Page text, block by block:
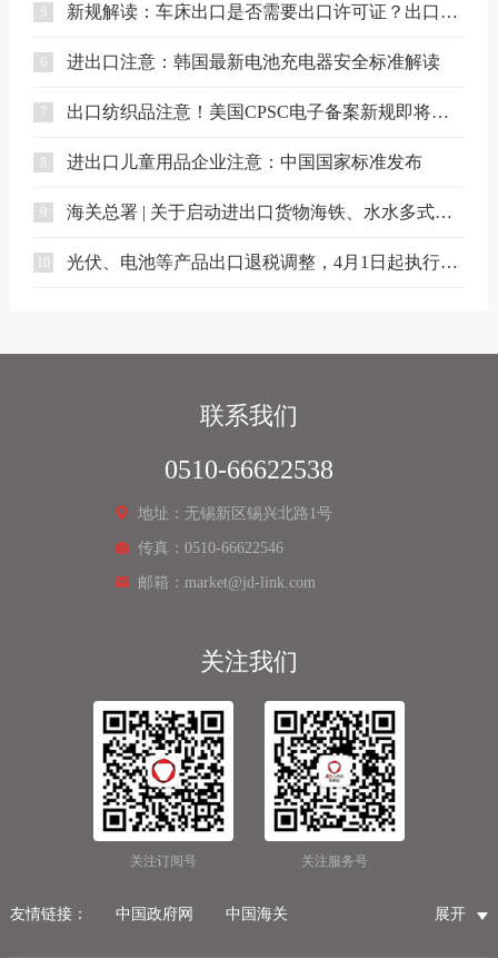
5 新规解读：车床出口是否需要出口许可证？出口合规注意事项
6 进出口注意：韩国最新电池充电器安全标准解读
7 出口纺织品注意！美国CPSC电子备案新规即将实施
进出口儿童用品企业注意：中国国家标准发布
9 海关总署 | 关于启动进出口货物海铁、水水多式联运业务模式试点相关事项的公告
光伏、电池等产品出口退税调整，4月1日起执行（附详细清单）
联系我们
0510-66622538
地址：无锡新区锡兴北路1号
传真：0510-66622546
邮箱：market@jd-link.com
关注我们
关注订阅号 关注服务号
友情链接： 展开
中国政府网
中国海关